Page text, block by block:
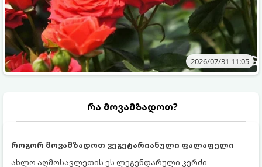
2026/07/31 11:05
რა მოვამზადოთ?
როგორ მოვამზადოთ ვეგეტარიანული ფალაფელი
ახლო აღმოსავლეთის ეს ლეგენდარული კერძი